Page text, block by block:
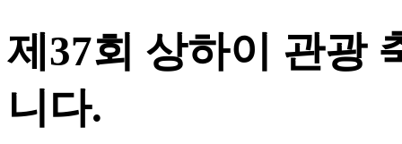
제37회 상하이 관광
니다.